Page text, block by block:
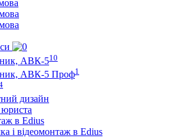
АВК-510
АВК-5 Проф1
дизайн
в Edius
і відеомонтаж в Edius